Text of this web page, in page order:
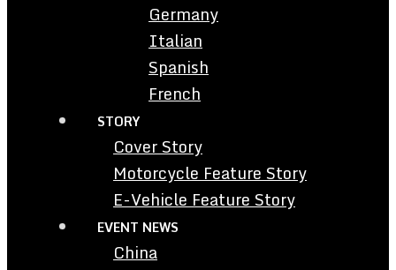
Germany
Italian
Spanish
French
STORY
Cover Story
Motorcycle Feature Story
E-Vehicle Feature Story
EVENT NEWS
China